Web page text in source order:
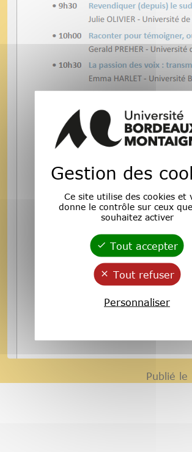
Publié le
Gestion des
Ce site utilise des cookies et
donne le contrôle sur ceux
souhaitez activer
Tout accepter
Tout refuser
Personnaliser